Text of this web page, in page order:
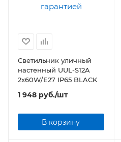
Светильник уличный
настенный UUL-S12A
2x60W/E27 IP65 BLACK
1 948 руб./шт
В корзину